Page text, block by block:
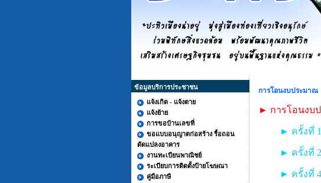
ข้อมูลบริการประชาชน
แจ้งเกิด - แจ้งตาย
แจ้งย้าย
การขอบ้านเลขที่
ขอแบบอนุญาตก่อสร้าง รื้อถอน
ดัดแปลงอาคาร
งานทะเบียนพาณิชย์
ระเบียบการติดตั้งป้ายโฆษณา
คู่มือภาษี
การโอนงบประมาณ
► การโอนงบ
► ครั้งที่ 1
► ครั้งที่ 2
► ครั้งที่ 4